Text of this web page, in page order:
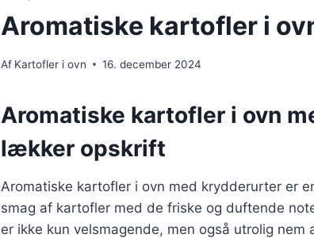
Aromatiske kartofler i
Af Kartofler i ovn 16. december 2024
Aromatiske kartofler i ovn
lækker opskrift
Aromatiske kartofler i ovn med krydderurter er
smag af kartofler med de friske og duftende
er ikke kun velsmagende, men også utrolig